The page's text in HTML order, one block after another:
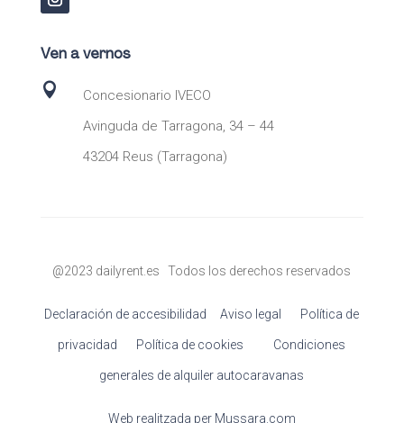
Ven a vernos

Concesionario IVECO
Avinguda de Tarragona, 34 – 44
43204 Reus (Tarragona)
@2023 dailyrent.es Todos los derechos reservados
Declaración de accesibilidad Aviso legal Política de
privacidad Política de cookies Condiciones
generales de alquiler autocaravanas
Web realitzada per Mussara.com